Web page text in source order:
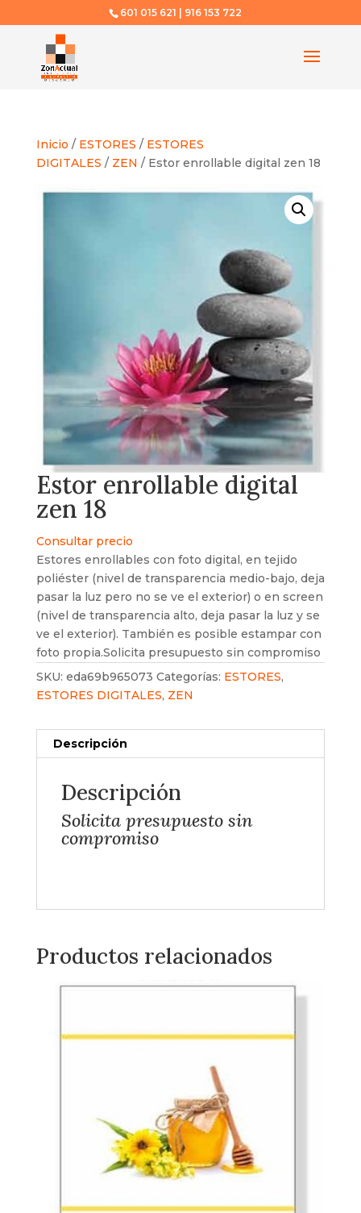
601 015 621 | 916 153 722
Inicio / ESTORES / ESTORES
DIGITALES / ZEN / Estor enrollable digital zen 18
Estor enrollable digital
zen 18
Consultar precio
Estores enrollables con foto digital, en tejido
poliéster (nivel de transparencia medio-bajo, deja
pasar la luz pero no se ve el exterior) o en screen
(nivel de transparencia alto, deja pasar la luz y se
ve el exterior). También es posible estampar con
foto propia.Solicita presupuesto sin compromiso
SKU: eda69b965073 Categorías: ESTORES,
ESTORES DIGITALES, ZEN
Descripción
Descripción
Solicita presupuesto sin
compromiso
Productos relacionados